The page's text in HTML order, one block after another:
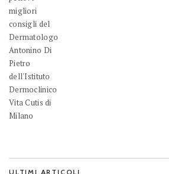
ULTIMI ARTICOLI